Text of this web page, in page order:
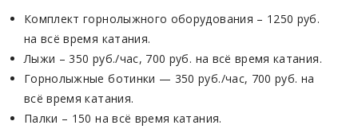
Комплект горнолыжного оборудования – 1250 руб.
на всё время катания.
Лыжи – 350 руб./час, 700 руб. на всё время катания.
Горнолыжные ботинки — 350 руб./час, 700 руб. на
всё время катания.
Палки – 150 на всё время катания.